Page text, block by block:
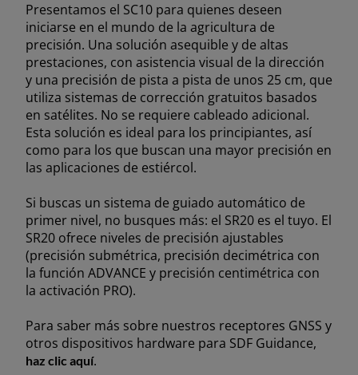
East Asia (English)
EAST AND
East and Pacific (English)
Solicita un presupuesto
Solicita Accesorios Y Piezas De Repuesto
Buscar concesionario
Presentamos el SC10 para quienes deseen
iniciarse en el mundo de la agricultura de
precisión. Una solución asequible y de altas
prestaciones, con asistencia visual de la dirección
y una precisión de pista a pista de unos 25 cm, que
utiliza sistemas de corrección gratuitos basados
en satélites. No se requiere cableado adicional.
Esta solución es ideal para los principiantes, así
como para los que buscan una mayor precisión en
las aplicaciones de estiércol.
Si buscas un sistema de guiado automático de
primer nivel, no busques más: el SR20 es el tuyo. El
SR20 ofrece niveles de precisión ajustables
(precisión submétrica, precisión decimétrica con
la función ADVANCE y precisión centimétrica con
la activación PRO).
Para saber más sobre nuestros receptores GNSS y
otros dispositivos hardware para SDF Guidance,
haz clic aquí.